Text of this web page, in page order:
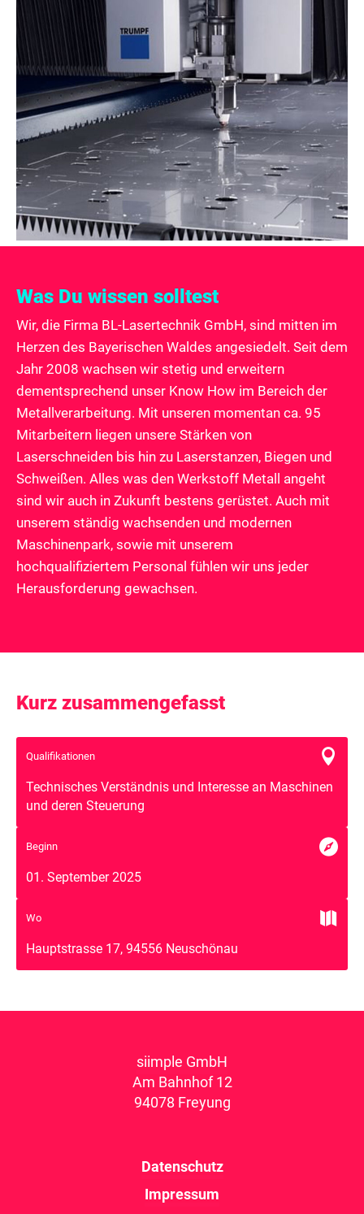
Was Du wissen solltest
Wir, die Firma BL-Lasertechnik GmbH, sind mitten im
Herzen des Bayerischen Waldes angesiedelt. Seit dem
Jahr 2008 wachsen wir stetig und erweitern
dementsprechend unser Know How im Bereich der
Metallverarbeitung. Mit unseren momentan ca. 95
Mitarbeitern liegen unsere Stärken von
Laserschneiden bis hin zu Laserstanzen, Biegen und
Schweißen. Alles was den Werkstoff Metall angeht
sind wir auch in Zukunft bestens gerüstet. Auch mit
unserem ständig wachsenden und modernen
Maschinenpark, sowie mit unserem
hochqualifiziertem Personal fühlen wir uns jeder
Herausforderung gewachsen.
Kurz zusammengefasst
Qualifikationen 
Technisches Verständnis und Interesse an Maschinen
und deren Steuerung
Beginn 
01. September 2025
Wo 
Hauptstrasse 17, 94556 Neuschönau
siimple GmbH
Am Bahnhof 12
94078 Freyung
Datenschutz
Impressum